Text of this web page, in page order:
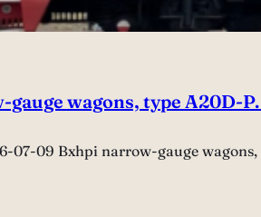
wagons, type A20D-
07-09 Bxhpi narrow-gauge